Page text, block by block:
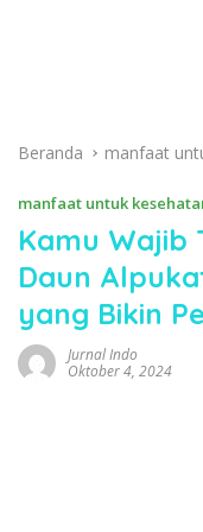
Beranda manfaat
manfaat untuk
Kamu Wajib
Daun
yang Bikin
Jurnal Indo
Oktober 4, 2024